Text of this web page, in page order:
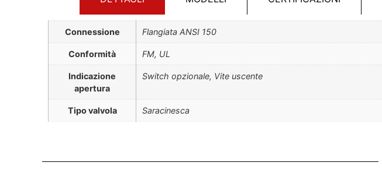
Connessione Flangiata ANSI 150
Conformità FM, UL
Indicazione
apertura
Switch opzionale, Vite uscente
Tipo valvola Saracinesca